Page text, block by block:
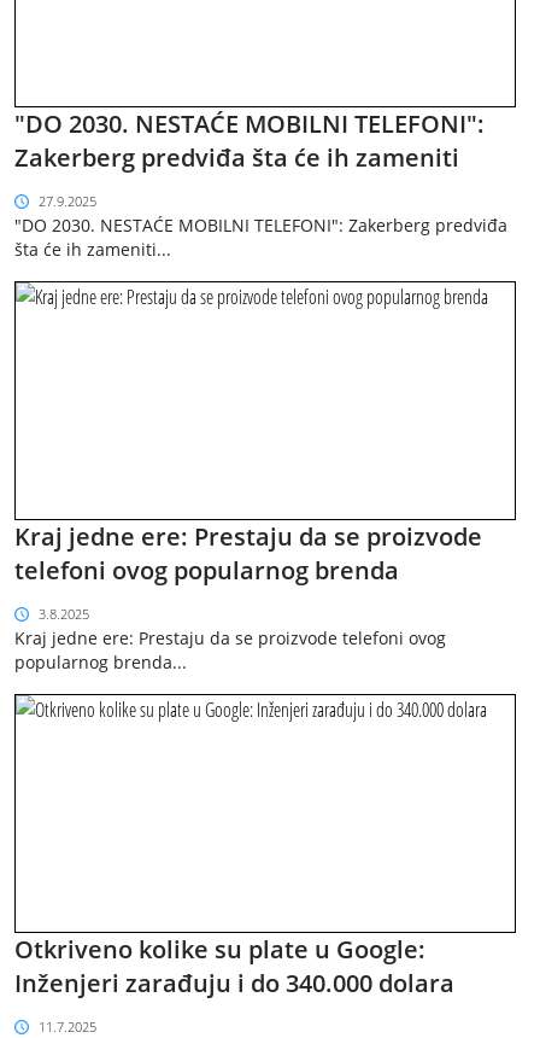
"DO 2030. NESTAĆE MOBILNI TELEFONI":
Zakerberg predviđa šta će ih zameniti
27.9.2025
"DO 2030. NESTAĆE MOBILNI TELEFONI": Zakerberg predviđa
šta će ih zameniti...
Kraj jedne ere: Prestaju da se proizvode
telefoni ovog popularnog brenda
3.8.2025
Kraj jedne ere: Prestaju da se proizvode telefoni ovog
popularnog brenda...
Otkriveno kolike su plate u Google:
Inženjeri zarađuju i do 340.000 dolara
11.7.2025